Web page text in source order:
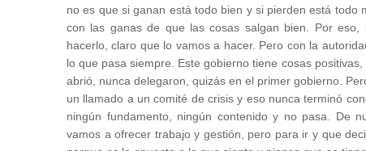
no es que si ganan está todo bien y si pierden está
con las ganas de que las cosas salgan bien. Por
hacerlo, claro que lo vamos a hacer. Pero con la
lo que pasa siempre. Este gobierno tiene cosas
abrió, nunca delegaron, quizás en el primer gobierno.
un llamado a un comité de crisis y eso nunca terminó
ningún fundamento, ningún contenido y no pasa. De
vamos a ofrecer trabajo y gestión, pero para ir y que